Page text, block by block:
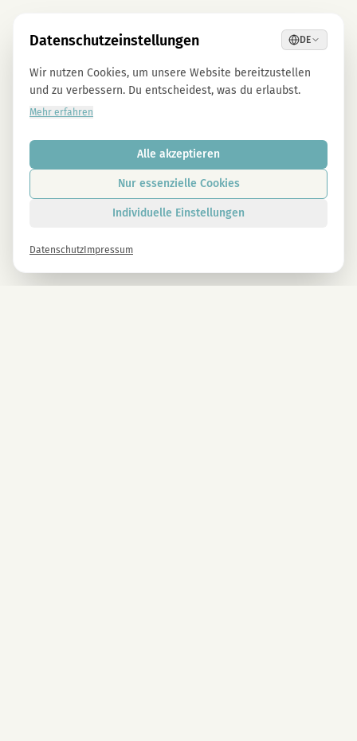
Datenschutzeinstellungen DE
Wir nutzen Cookies, um unsere Website bereitzustellen
und zu verbessern. Du entscheidest, was du erlaubst.
Mehr erfahren
Alle akzeptieren
Nur essenzielle Cookies
Individuelle Einstellungen
Datenschutz Impressum